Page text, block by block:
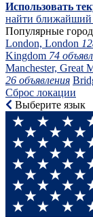
Использовать
найти ближайший
Популярные
London, London
Kingdom 74
Manchester, Great
26 объявления
Сброс локации
Выберите язык